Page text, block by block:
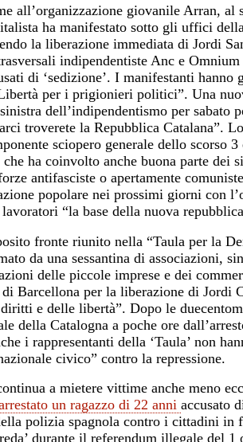
all’organizzazione giovanile Arran, al
ha manifestato sotto gli uffici
la liberazione immediata di Jordi
indipendentiste Anc e
di ‘sedizione’. I manifestanti
per i prigionieri politici”. Una
dell’indipendentismo per sabato
troverete la Repubblica Catalana”.
sciopero generale dello scorso
che ha coinvolto anche buona parte dei
antifasciste o apertamente
popolare nei prossimi giorni con
“la base della nuova
fronte riunito nella “Taula per la
da una sessantina di associazioni,
delle piccole imprese e dei
Barcellona per la liberazione di Jordi
e delle libertà”. Dopo le
della Catalogna a poche ore
i rappresentanti della ‘Taula’ non
civico” contro la repressione.
a mietere vittime anche meno
un ragazzo di 22 anni accusato
polizia spagnola contro i cittadini in
durante il referendum illegale del 1